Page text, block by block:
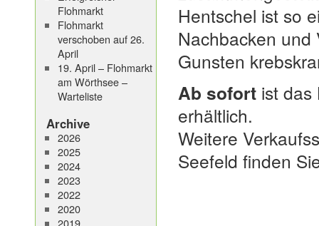
Hentschel ist so
Nachbacken und
Gunsten
Ab sofort ist das
erhältlich.
Weitere
Seefeld finden
Flohmarkt
Flohmarkt
verschoben auf 26.
April
19. April – Flohmarkt
am Wörthsee –
Warteliste
Archive
2026
2025
2024
2023
2022
2020
2019